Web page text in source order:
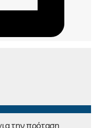
την πρόταση